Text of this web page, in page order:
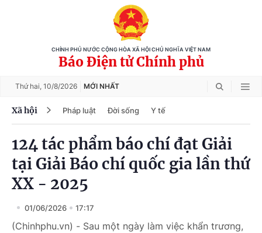
CHÍNH PHỦ NƯỚC CỘNG HÒA XÃ HỘI CHỦ NGHĨA VIỆT NAM
Báo Điện tử Chính phủ
Thứ hai, 10/8/2026 MỚI NHẤT
Xã hội Pháp luật Đời sống Y tế
124 tác phẩm báo chí đạt Giải
tại Giải Báo chí quốc gia lần thứ
XX - 2025
01/06/2026 17:17
(Chinhphu.vn) - Sau một ngày làm việc khẩn trương,